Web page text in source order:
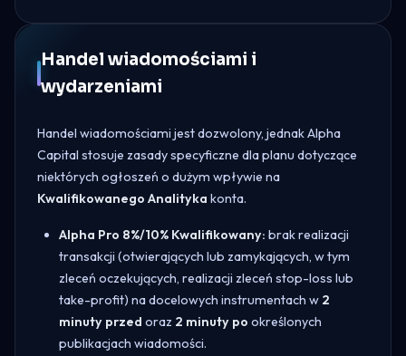
Handel wiadomościami i
wydarzeniami
Handel wiadomościami jest dozwolony, jednak Alpha
Capital stosuje zasady specyficzne dla planu dotyczące
niektórych ogłoszeń o dużym wpływie na
Kwalifikowanego Analityka konta.
Alpha Pro 8%/10% Kwalifikowany: brak realizacji
transakcji (otwierających lub zamykających, w tym
zleceń oczekujących, realizacji zleceń stop-loss lub
take-profit) na docelowych instrumentach w 2
minuty przed oraz 2 minuty po określonych
publikacjach wiadomości.